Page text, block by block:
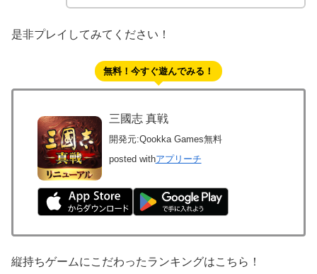
是非プレイしてみてください！
無料！今すぐ遊んでみる！
三國志 真戦
開発元:Qookka Games無料
posted withアプリーチ
縦持ちゲームにこだわったランキングはこちら！